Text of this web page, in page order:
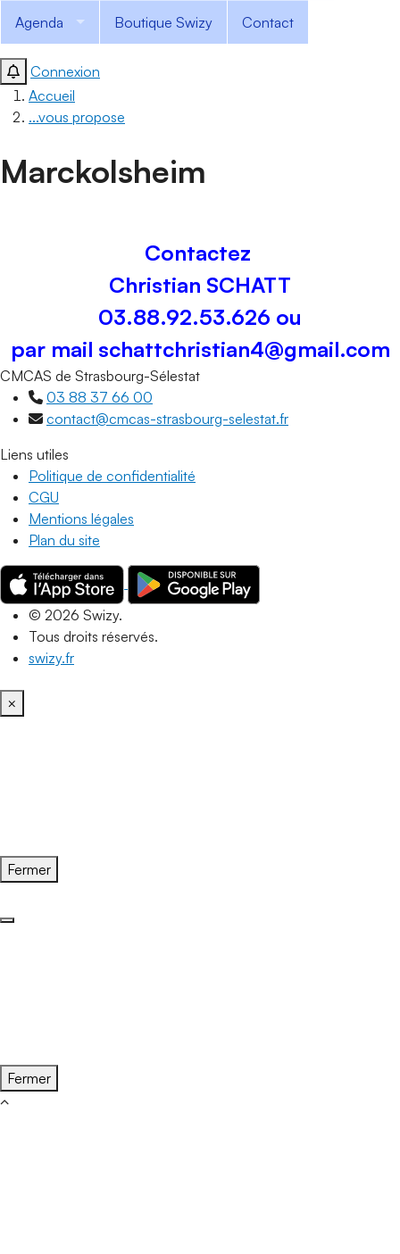
Agenda Boutique Swizy Contact
Connexion
Accueil
...vous propose
Marckolsheim
Contactez
Christian SCHATT
03.88.92.53.626 ou
par mail schattchristian4@gmail.com
CMCAS de Strasbourg-Sélestat
03 88 37 66 00
contact@cmcas-strasbourg-selestat.fr
Liens utiles
Politique de confidentialité
CGU
Mentions légales
Plan du site
© 2026 Swizy.
Tous droits réservés.
swizy.fr
×
Fermer
Fermer